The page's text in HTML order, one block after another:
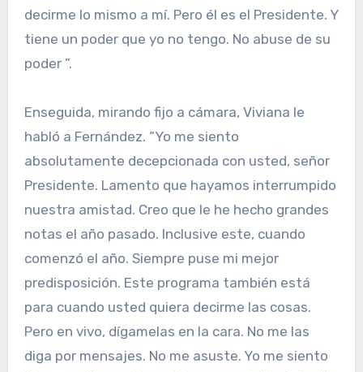
decirme lo mismo a mí. Pero él es el Presidente. Y
tiene un poder que yo no tengo. No abuse de su
poder ”.
Enseguida, mirando fijo a cámara, Viviana le
habló a Fernández. “Yo me siento
absolutamente decepcionada con usted, señor
Presidente. Lamento que hayamos interrumpido
nuestra amistad. Creo que le he hecho grandes
notas el año pasado. Inclusive este, cuando
comenzó el año. Siempre puse mi mejor
predisposición. Este programa también está
para cuando usted quiera decirme las cosas.
Pero en vivo, dígamelas en la cara. No me las
diga por mensajes. No me asuste. Yo me siento